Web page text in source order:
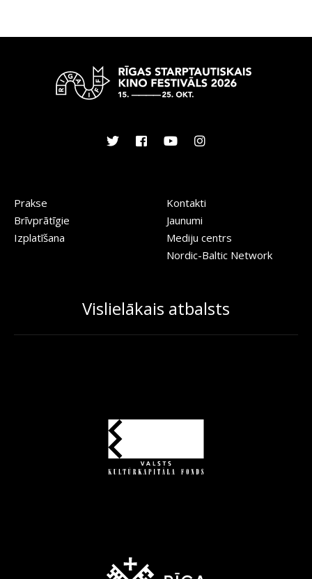
Prakse
Brīvprātīgie
Izplatīšana
Kontakti
Jaunumi
Mediju centrs
Nordic-Baltic Network
Vislielākais atbalsts